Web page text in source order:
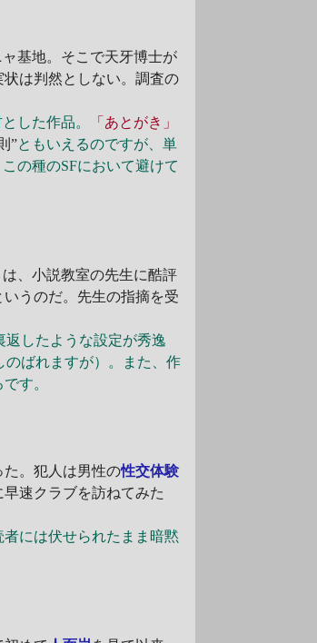
ャ基地。そこで天牙博士が
は判然としない。調査の
した作品。
「あとがき」
”ともいえるのですが、単
の種のSFにおいて避けて
、小説教室の先生に酷評
うのだ。先生の指摘を受
したような設定が秀逸
のばれますが）。また、作
す。
。犯人は男性の性交体験
速クラブを訪ねてみた
には伏せられたまま暗黙